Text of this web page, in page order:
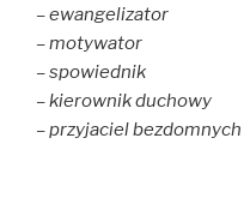
– ewangelizator
– motywator
– spowiednik
– kierownik duchowy
– przyjaciel bezdomnych